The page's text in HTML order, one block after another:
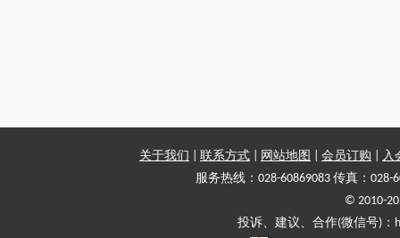
关于我们 联系方式 网站地图 会员订购
入
服务热线：028-60869083 传真：028-
© 2010-
投诉、建议、合作(微信号)